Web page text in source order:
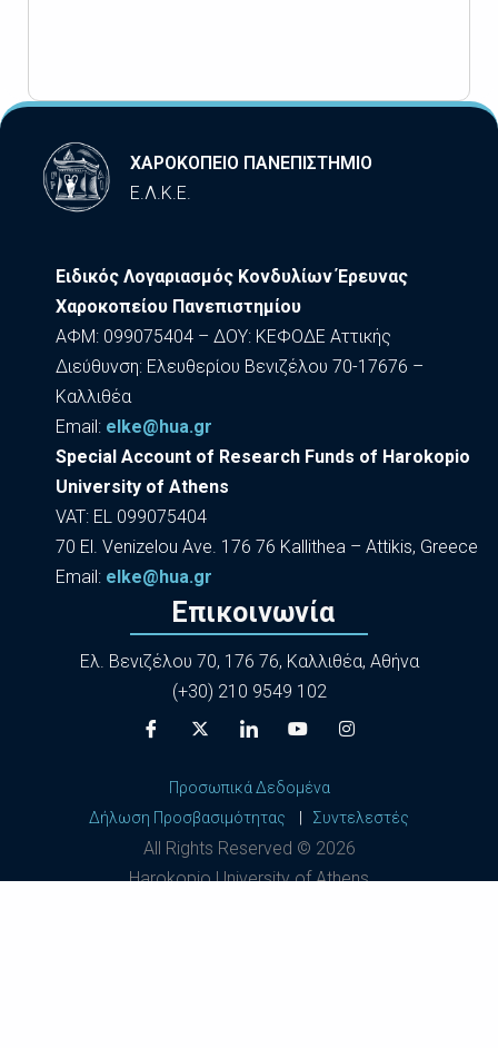
ΧΑΡΟΚΟΠΕΙΟ ΠΑΝΕΠΙΣΤΗΜΙΟ
Ε.Λ.Κ.Ε.
Ειδικός Λογαριασμός Κονδυλίων Έρευνας
Χαροκοπείου Πανεπιστημίου
ΑΦΜ: 099075404 – ΔΟΥ: ΚΕΦΟΔΕ Αττικής
Διεύθυνση: Ελευθερίου Βενιζέλου 70-17676 –
Καλλιθέα
Εmail: elke@hua.gr
Special Account of Research Funds of Harokopio
University of Athens
VAT: EL 099075404
70 El. Venizelou Ave. 176 76 Kallithea – Attikis, Greece
Εmail: elke@hua.gr
Επικοινωνία
Ελ. Βενιζέλου 70, 176 76, Καλλιθέα, Αθήνα
(+30) 210 9549 102
Προσωπικά Δεδομένα
Δήλωση Προσβασιμότητας
Συντελεστές
All Rights Reserved © 2026
Harokopio University of Athens